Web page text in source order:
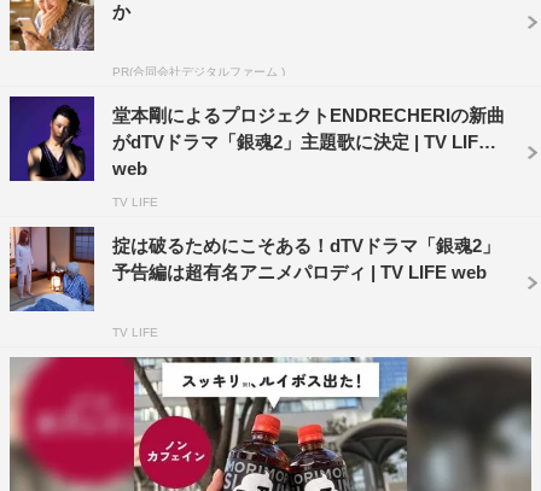
勘九郎／堤真一
脚本／監督：福田雄一
原作：「銀魂」空知英秋（集英社「週刊少年ジャンプ」連
載）
主題歌：ENDRECHERI「one more purple funk… 硬命
katana-」（RAINBOW☆ENDLI9）
エグゼクティブプロデューサー：上田徳浩（エイベックス
通信放送）、小岩井宏悦（ワーナー・ブラザース映画）
プロデューサー：内部健太郎（エイベックス通信放送）、
松橋真三（プラスディー）、稗田晋（集英社）
アソシエイトプロデューサー：平野宏治（プラスディ
ー）、三條場一正（集英社）
制作プロダクション：ワーナー・ブラザース映画・プラス
ディー
か
PR(合同会社デジタルファーム )
堂本剛によるプロジェクトENDRECHERIの新曲
がdTVドラマ「銀魂2」主題歌に決定 | TV LIFE
web
TV LIFE
掟は破るためにこそある！dTVドラマ「銀魂2」
予告編は超有名アニメパロディ | TV LIFE web
TV LIFE